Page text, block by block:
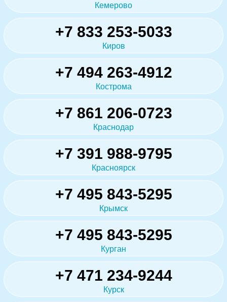
Кемерово
+7 833 253-5033
Киров
+7 494 263-4912
Кострома
+7 861 206-0723
Краснодар
+7 391 988-9795
Красноярск
+7 495 843-5295
Крымск
+7 495 843-5295
Курган
+7 471 234-9244
Курск